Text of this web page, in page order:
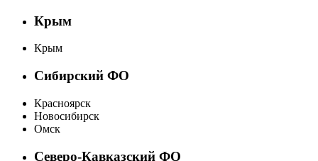
Крым
Крым
Сибирский ФО
Красноярск
Новосибирск
Омск
Северо-Кавказский ФО